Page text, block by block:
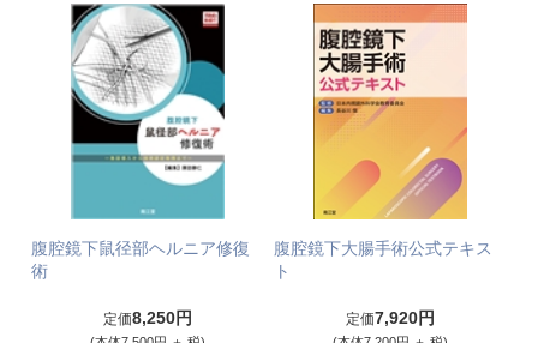
腹腔鏡下鼠径部ヘルニア修復
術
定価8,250円
腹腔鏡下大腸手術公式テキス
ト
定価7,920円